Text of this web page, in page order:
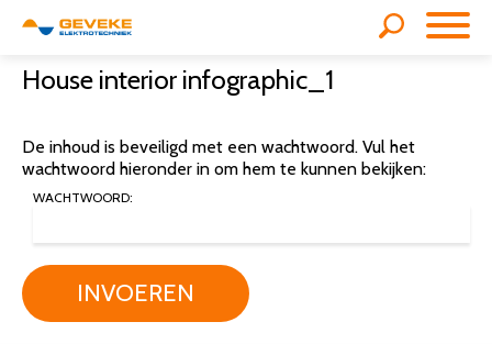
House interior infographic_1
De inhoud is beveiligd met een wachtwoord. Vul het
wachtwoord hieronder in om hem te kunnen bekijken:
WACHTWOORD:
INVOEREN